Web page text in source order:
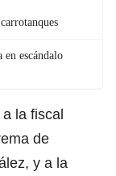
en escándalo
la fiscal
de
y a la